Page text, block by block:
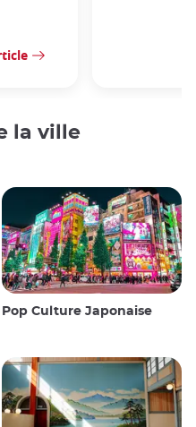
la ville
Pop Culture Japonaise